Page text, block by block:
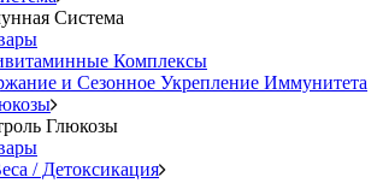
Система
Комплексы
и Сезонное Укрепление Иммунитета
Глюкозы
/ Детоксикация